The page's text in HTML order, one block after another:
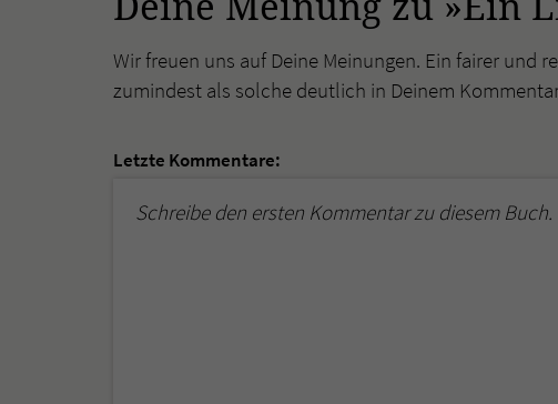
Wir freuen uns auf Deine Meinungen. Ein fairer
zumindest als solche deutlich in Deinem
Letzte Kommentare:
Schreibe den ersten Kommentar zu diesem Buch.